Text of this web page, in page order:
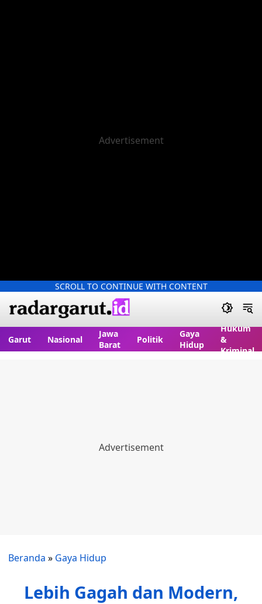
SCROLL TO CONTINUE WITH CONTENT
Garut Nasional
Jawa
Barat
Politik
Gaya
Hidup
Hukum
&
Kriminal
Beranda » Gaya Hidup
Lebih Gagah dan Modern,